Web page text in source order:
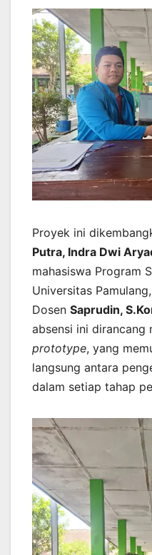
Proyek ini
Putra, Indra Dwi
mahasiswa Program
Universitas
Dosen Saprudin,
absensi ini dirancang
prototype, yang
langsung antara
dalam setiap tahap